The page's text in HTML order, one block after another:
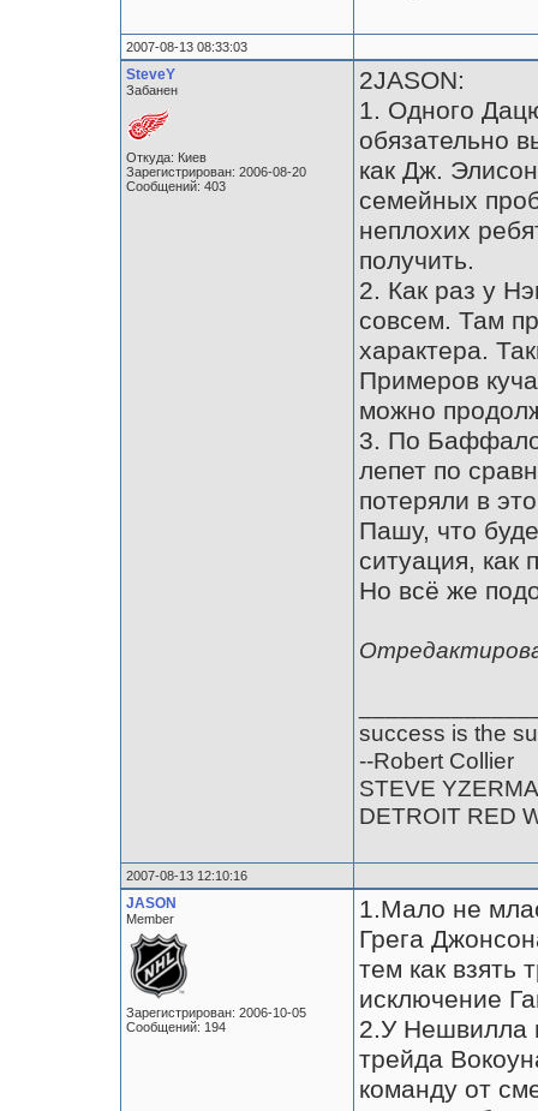
2007-08-13 08:33:03
SteveY
Забанен
Откуда: Киев
Зарегистрирован: 2006-08-20
Сообщений: 403
2JASON:
1. Одного
обязательно
как Дж.
семейных
неплохих
получить.
2. Как раз у
совсем. Там
характера.
Примеров
можно
3. По
лепет по
потеряли в
Пашу, что
ситуация, как
Но всё же
success is the
--Robert Collier
STEVE
DETROIT RED
2007-08-13 12:10:16
JASON
Member
Зарегистрирован: 2006-10-05
Сообщений: 194
1.Мало не
Грега
тем как взять
исключение
2.У Нешвилла
трейда
команду от